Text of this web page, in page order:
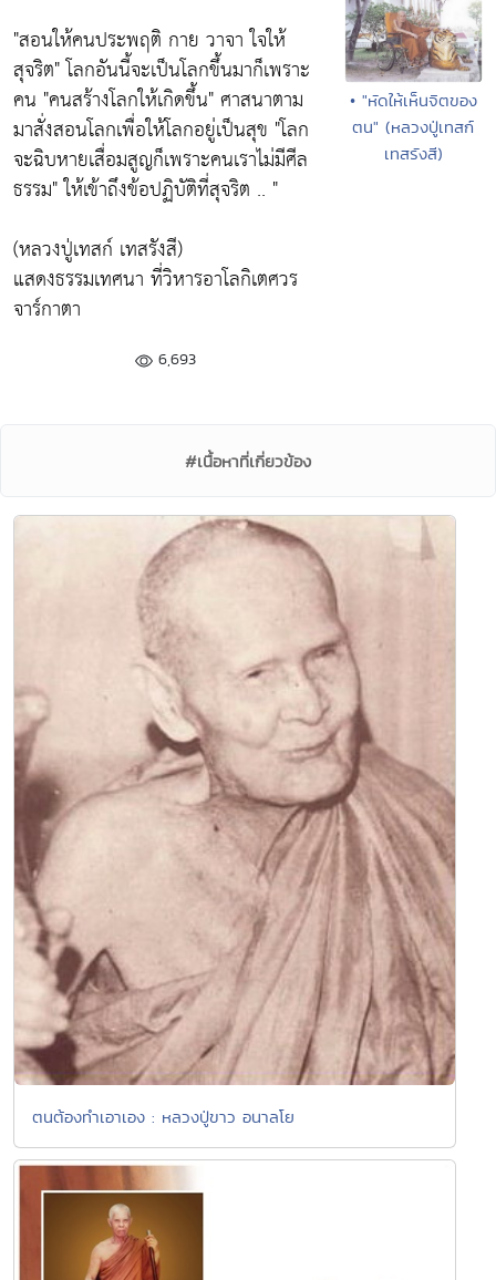
"สอนให้คนประพฤติ กาย วาจา ใจให้
สุจริต"โลกอันนี้จะเป็นโลกขึ้นมาก็เพราะ
คน "คนสร้างโลกให้เกิดขึ้น"ศาสนาตาม
มาสั่งสอนโลกเพื่อให้โลกอยู่เป็นสุข "โลก
จะฉิบหายเสื่อมสูญก็เพราะคนเราไม่มีศีล
ธรรม"ให้เข้าถึงข้อปฏิบัติที่สุจริต .. "
(หลวงปู่เทสก์ เทสรังสี)
แสดงธรรมเทศนา ที่วิหารอาโลกิเตศวร
จาร์กาตา
6,693
• "หัดให้เห็นจิตของ
ตน" (หลวงปู่เทสก์
เทสรังสี)
#เนื้อหาที่เกี่ยวข้อง
ตนต้องทำเอาเอง : หลวงปู่ขาว อนาลโย